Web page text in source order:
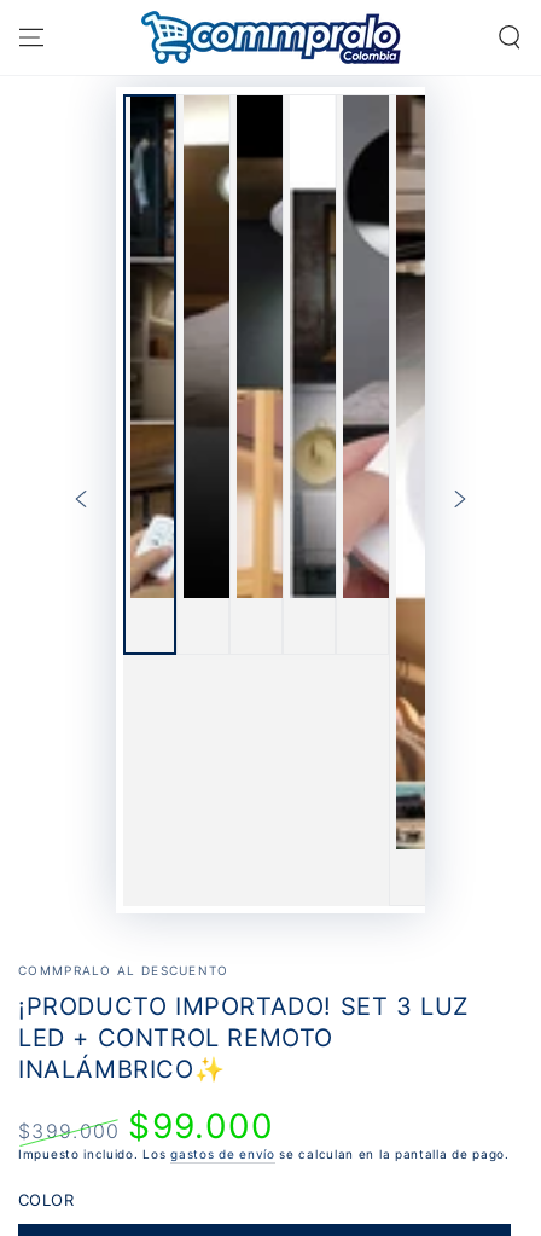
CONTENIDO
INFORMACIÓN DEL
PRODUCTO
COMMPRALO AL DESCUENTO
¡PRODUCTO IMPORTADO! SET 3 LUZ
LED + CONTROL REMOTO
INALÁMBRICO✨
Precio
$399.000
Precio
$99.000
Impuesto incluido. Losgastos de envío se calculan en la pantalla de pago.
COLOR